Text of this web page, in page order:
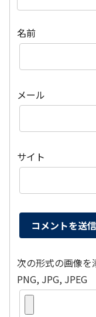
名前
メール
サイト
次の形式の画像を
PNG, JPG, JPEG